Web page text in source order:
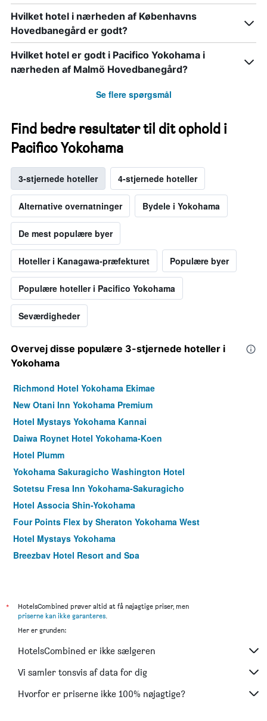
Hvilket hotel i nærheden af Københavns
Hovedbanegård er godt?
Hvilket hotel er godt i Pacifico Yokohama i
nærheden af Malmö Hovedbanegård?
Se flere spørgsmål
Find bedre resultater til dit ophold i
Pacifico Yokohama
3-stjernede hoteller 4-stjernede hoteller
Alternative overnatninger Bydele i Yokohama
De mest populære byer
Hoteller i Kanagawa-præfekturet Populære byer
Populære hoteller i Pacifico Yokohama
Seværdigheder
Overvej disse populære 3-stjernede hoteller i
Yokohama
Richmond Hotel Yokohama Ekimae
New Otani Inn Yokohama Premium
Hotel Mystays Yokohama Kannai
Daiwa Roynet Hotel Yokohama-Koen
Hotel Plumm
Yokohama Sakuragicho Washington Hotel
Sotetsu Fresa Inn Yokohama-Sakuragicho
Hotel Associa Shin-Yokohama
Four Points Flex by Sheraton Yokohama West
Hotel Mystays Yokohama
Breezbay Hotel Resort and Spa
Rose Hotel Yokohama, WorldHotels Distinctive
Yokohama Minatomirai Manyo Club
Sotetsu Fresa Inn Yokohama Totsuka
Apa Hotel Yokohama Kannai
Shin-Yokohama Kokusai Hotel
*
HotelsCombined prøver altid at få nøjagtige priser, men
priserne kan ikke garanteres.
Her er grunden:
HotelsCombined er ikke sælgeren
Vi samler tonsvis af data for dig
Hvorfor er priserne ikke 100% nøjagtige?